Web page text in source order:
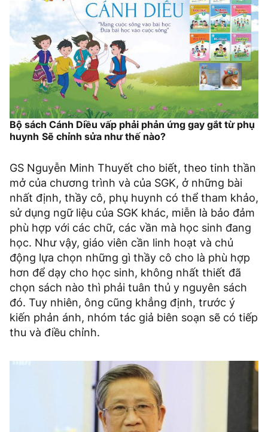
Bộ sách Cánh Diều vấp phải phản ứng gay gắt từ phụ
huynh Sẽ chỉnh sửa như thế nào?
GS Nguyễn Minh Thuyết cho biết, theo tinh thần
mở của chương trình và của SGK, ở những bài
nhất định, thầy cô, phụ huynh có thể tham khảo,
sử dụng ngữ liệu của SGK khác, miễn là bảo đảm
phù hợp với các chữ, các vần mà học sinh đang
học. Như vậy, giáo viên cần linh hoạt và chủ
động lựa chọn những gì thầy cô cho là phù hợp
hơn để dạy cho học sinh, không nhất thiết đã
chọn sách nào thì phải tuân thủ y nguyên sách
đó. Tuy nhiên, ông cũng khẳng định, trước ý
kiến phản ánh, nhóm tác giả biên soạn sẽ có tiếp
thu và điều chỉnh.